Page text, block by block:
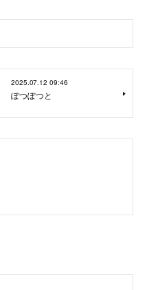
2025.07.12 09:46
ぽつぽつと